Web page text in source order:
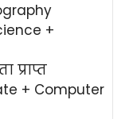
+
प्राप्त
+ Computer